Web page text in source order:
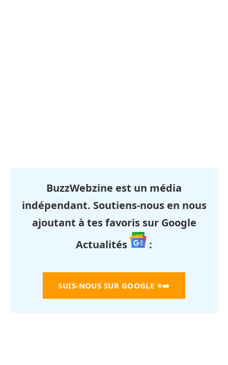
BuzzWebzine est un média
indépendant. Soutiens-nous en nous
ajoutant à tes favoris sur Google
Actualités
:
SUIS-NOUS SUR GOOGLE ⭐➡️